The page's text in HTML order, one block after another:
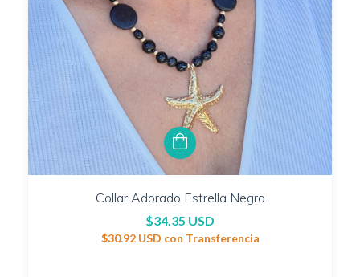
Collar Adorado Estrella Negro
$34.35 USD
$30.92 USD con Transferencia